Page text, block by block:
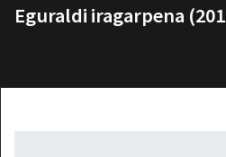
Eguraldi iragarpena